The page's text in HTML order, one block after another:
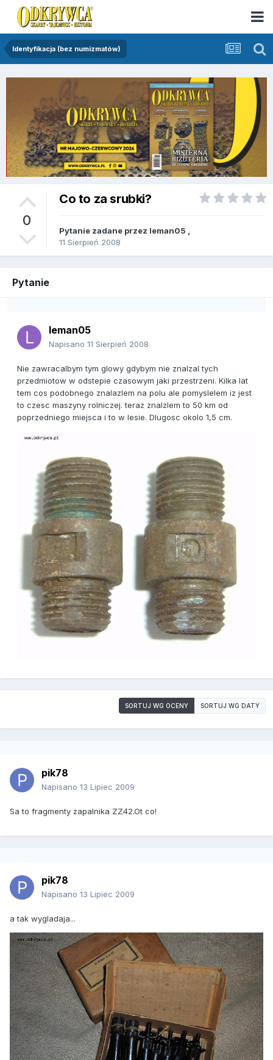
Identyfikacja (bez numizmatów)
0
Co to za srubki?
Pytanie zadane przez leman05
11 Sierpień 2008
Pytanie
leman05
Napisano 11 Sierpień 2008
Nie zawracalbym tym glowy gdybym nie znalzal tych
przedmiotow w odstepie czasowym jaki przestrzeni. Kilka lat
tem cos podobnego znalazlem na polu ale pomyslelem iz jest
to czesc maszyny rolniczej. teraz znalzlem to 50 km od
poprzedniego miejsca i to w lesie. Dlugosc okolo 1,5 cm.
SORTUJ WG OCENY SORTUJ WG DATY
pik78
Napisano 13 Lipiec 2009
Sa to fragmenty zapalnika ZZ42.Ot co!
pik78
Napisano 13 Lipiec 2009
a tak wygladaja...